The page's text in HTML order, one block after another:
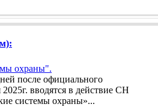
охраны".
после официального
вводятся в действие СН
системы охраны»...